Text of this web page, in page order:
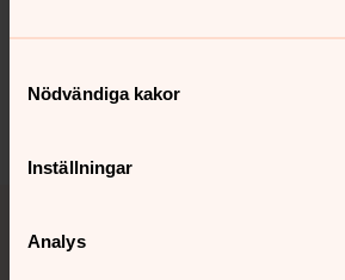
Nödvändiga kakor
Inställningar
Analys
Senast ändrad 23 maj 2025